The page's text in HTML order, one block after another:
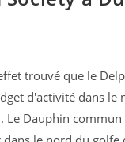
trouvé que le
d'activité dans le
Le Dauphin commun